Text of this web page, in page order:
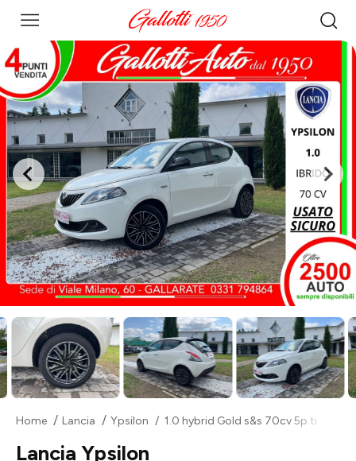
Home Lancia Ypsilon 1.0 hybrid Gold s&s 70cv 5p.ti
Lancia Ypsilon